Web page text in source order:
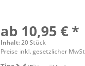
ab 10,95 € *
Inhalt:20 Stück
Preise inkl. gesetzlicher